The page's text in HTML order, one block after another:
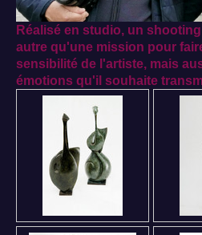
Réalisé en studio, un
autre qu'une mission pour
sensibilité de l'artiste, mais
émotions qu'il souhaite